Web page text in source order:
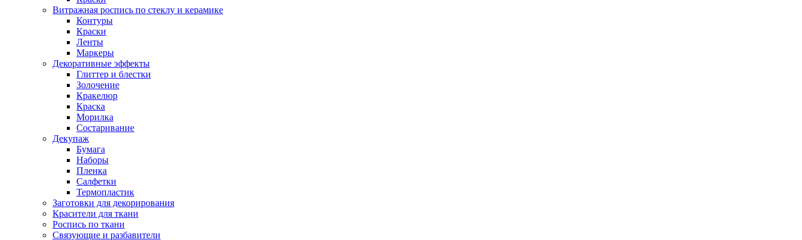
Витражная роспись по стеклу и керамике
Контуры
Краски
Ленты
Маркеры
Декоративные эффекты
Глиттер и блестки
Золочение
Кракелюр
Краска
Морилка
Состаривание
Декупаж
Бумага
Наборы
Пленка
Салфетки
Термопластик
Заготовки для декорирования
Красители для ткани
Роспись по ткани
Связующие и разбавители